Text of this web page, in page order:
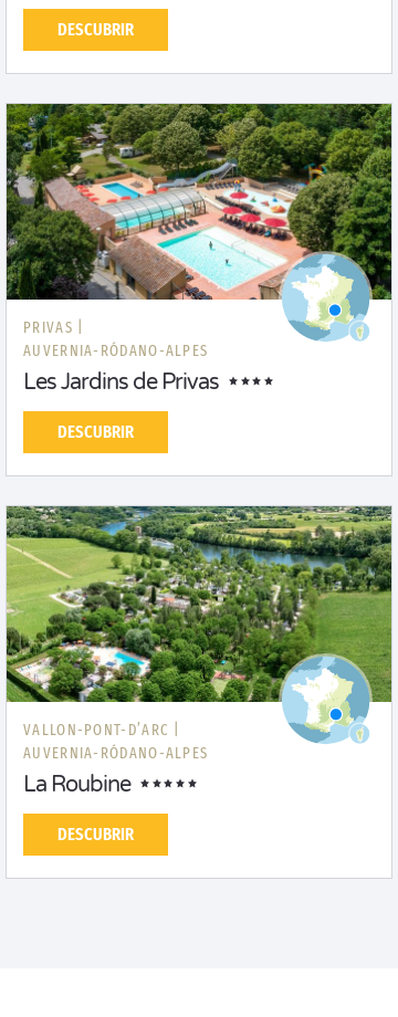
DESCUBRIR
PRIVAS |
AUVERNIA-RÓDANO-ALPES
Les Jardins de Privas
DESCUBRIR
VALLON-PONT-D’ARC |
AUVERNIA-RÓDANO-ALPES
La Roubine
DESCUBRIR